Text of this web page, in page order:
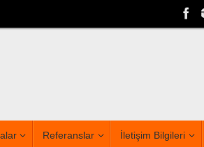
Referanslar İletişim Bilgileri